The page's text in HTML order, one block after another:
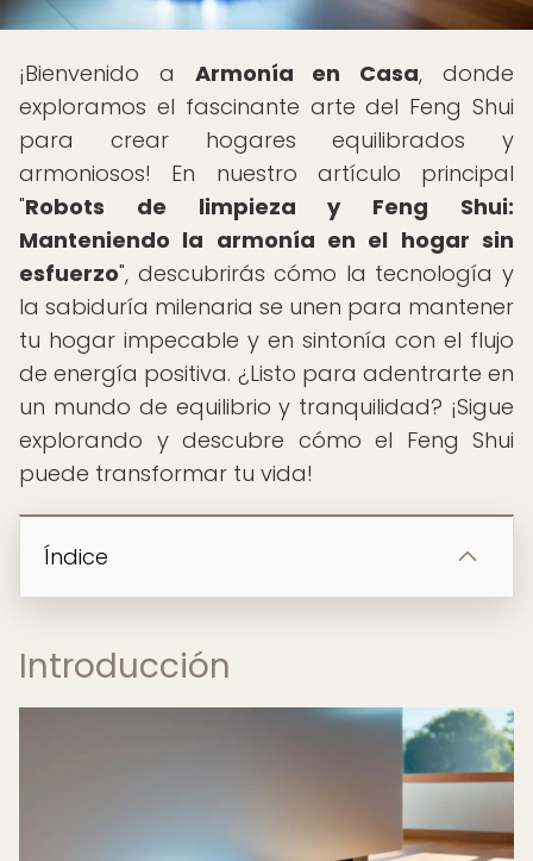
¡Bienvenido a Armonía en Casa, donde
exploramos el fascinante arte del Feng Shui
para crear hogares equilibrados y
armoniosos! En nuestro artículo principal
"Robots de limpieza y Feng Shui:
Manteniendo la armonía en el hogar sin
esfuerzo", descubrirás cómo la tecnología y
la sabiduría milenaria se unen para mantener
tu hogar impecable y en sintonía con el flujo
de energía positiva. ¿Listo para adentrarte en
un mundo de equilibrio y tranquilidad? ¡Sigue
explorando y descubre cómo el Feng Shui
puede transformar tu vida!
Índice
Introducción